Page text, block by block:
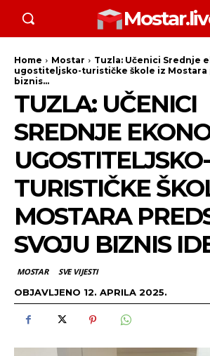
Home Mostar
Tuzla: Učenici Srednje
ugostiteljsko-turističke škole iz Mostara
biznis...
TUZLA: UČENICI
SREDNJE
UGOSTITELJSKO-
TURISTIČKE
MOSTARA
SVOJU BIZNIS
MOSTAR SVE VIJESTI
OBJAVLJENO 12. APRILA 2025.